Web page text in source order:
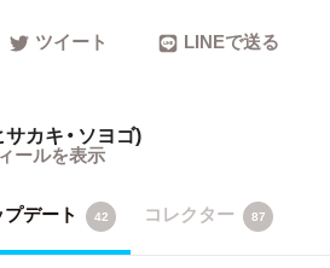
ツイート LINEで送る
カキ・ソヨゴ)
ールを表示
デート 42 コレクター 87